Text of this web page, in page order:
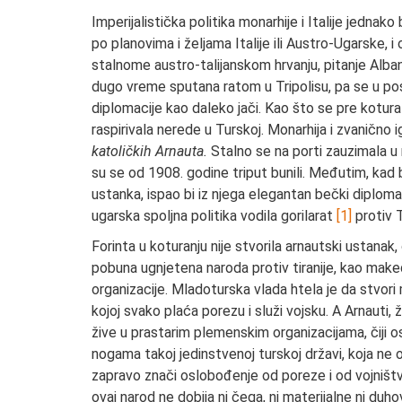
Imperijalistička politika monarhije i Italije jednako
po planovima i željama Italije ili Austro-Ugarske,
stalnome austro-talijanskom hrvanju, pitanje
dugo vreme sputana ratom u Tripolisu, pa se u
diplomacije kao daleko jači. Kao što se pre
raspirivala nerede u Turskoj. Monarhija i
katoličkih Arnauta. Stalno se na porti zauzimala
su se od 1908. godine triput bunili. Međutim,
ustanka, ispao bi iz njega elegantan bečki
ugarska spoljna politika vodila gorilarat [1] protiv
Forinta u koturanju nije stvorila arnautski
pobuna ugnjetena naroda protiv tiranije, kao
organizacije. Mladoturska vlada htela je da stvori
kojoj svako plaća porezu i služi vojsku. A Arnauti,
žive u prastarim plemenskim organizacijama, čiji
nogama takoj jedinstvenoj turskoj državi, koja ne
zapravo znači oslobođenje od poreze i od
ovaj narod ne dobija ni čega, ni materijalne ni